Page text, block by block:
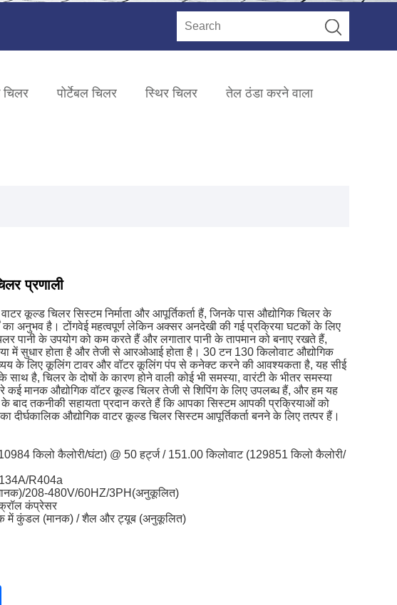
पोर्टेबल चिलर स्थिर चिलर तेल ठंडा करने वाला
प्रणाली
कूल्ड चिलर सिस्टम निर्माता और आपूर्तिकर्ता हैं, जिनके पास औद्योगिक चिलर के
का अनुभव है। टोंगवेई महत्वपूर्ण लेकिन अक्सर अनदेखी की गई प्रक्रिया घटकों के लिए
पानी के उपयोग को कम करते हैं और लगातार पानी के तापमान को बनाए रखते हैं,
में सुधार होता है और तेजी से आरओआई होता है। 30 टन 130 किलोवाट औद्योगिक
के लिए कूलिंग टावर और वॉटर कूलिंग पंप से कनेक्ट करने की आवश्यकता है, यह सीई
साथ है, चिलर के दोषों के कारण होने वाली कोई भी समस्या, वारंटी के भीतर समस्या
कई मानक औद्योगिक वॉटर कूल्ड चिलर तेजी से शिपिंग के लिए उपलब्ध हैं, और हम यह
बाद तकनीकी सहायता प्रदान करते हैं कि आपका सिस्टम आपकी प्रक्रियाओं को
औद्योगिक वाटर कूल्ड चिलर सिस्टम आपूर्तिकर्ता बनने के लिए तत्पर हैं।
किलो कैलोरी/घंटा) @ 50 हर्ट्ज / 151.00 किलोवाट (129851 किलो कैलोरी/
R404a
208-480V/60HZ/3PH(अनुकूलित)
कंप्रेसर
में कुंडल (मानक) / शैल और ट्यूब (अनुकूलित)